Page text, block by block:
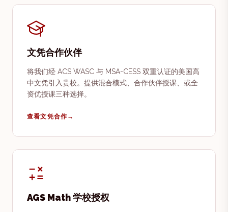
文凭合作伙伴
将我们经 ACS WASC 与 MSA-CESS 双重认证的美国高
中文凭引入贵校。提供混合模式、合作伙伴授课、或全
资优授课三种选择。
查看文凭合作 →
AGS Math 学校授权